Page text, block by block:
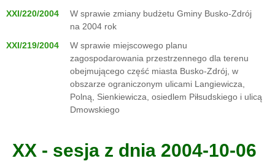
XXI/220/2004
W sprawie zmiany budżetu Gminy Busko-Zdrój
na 2004 rok
XXI/219/2004
W sprawie miejscowego planu
zagospodarowania przestrzennego dla terenu
obejmującego część miasta Busko-Zdrój, w
obszarze ograniczonym ulicami Langiewicza,
Polną, Sienkiewicza, osiedlem Piłsudskiego i ulicą
Dmowskiego
XX - sesja z dnia 2004-10-06